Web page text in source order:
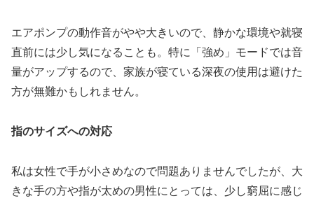
エアポンプの動作音がやや大きいので、静かな環境や就寝
直前には少し気になることも。特に「強め」モードでは音
量がアップするので、家族が寝ている深夜の使用は避けた
方が無難かもしれません。
指のサイズへの対応
私は女性で手が小さめなので問題ありませんでしたが、大
きな手の方や指が太めの男性にとっては、少し窮屈に感じ